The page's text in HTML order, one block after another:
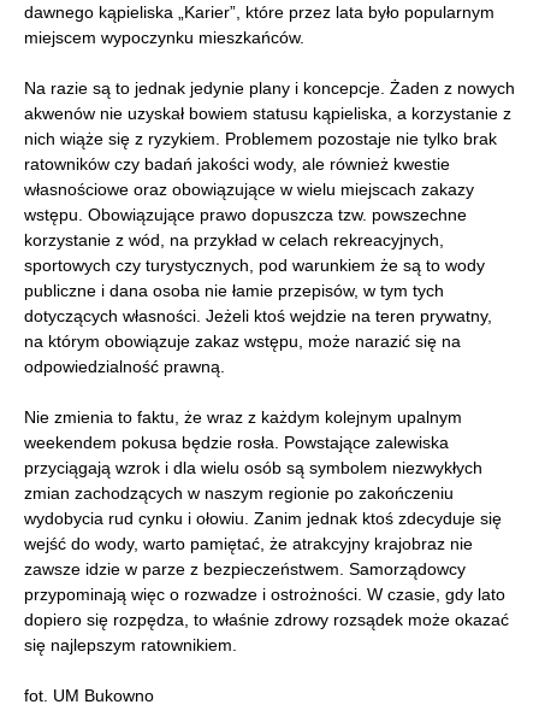
dawnego kąpieliska „Karier”, które przez lata było popularnym
miejscem wypoczynku mieszkańców.
Na razie są to jednak jedynie plany i koncepcje. Żaden z nowych
akwenów nie uzyskał bowiem statusu kąpieliska, a korzystanie z
nich wiąże się z ryzykiem. Problemem pozostaje nie tylko brak
ratowników czy badań jakości wody, ale również kwestie
własnościowe oraz obowiązujące w wielu miejscach zakazy
wstępu. Obowiązujące prawo dopuszcza tzw. powszechne
korzystanie z wód, na przykład w celach rekreacyjnych,
sportowych czy turystycznych, pod warunkiem że są to wody
publiczne i dana osoba nie łamie przepisów, w tym tych
dotyczących własności. Jeżeli ktoś wejdzie na teren prywatny,
na którym obowiązuje zakaz wstępu, może narazić się na
odpowiedzialność prawną.
Nie zmienia to faktu, że wraz z każdym kolejnym upalnym
weekendem pokusa będzie rosła. Powstające zalewiska
przyciągają wzrok i dla wielu osób są symbolem niezwykłych
zmian zachodzących w naszym regionie po zakończeniu
wydobycia rud cynku i ołowiu. Zanim jednak ktoś zdecyduje się
wejść do wody, warto pamiętać, że atrakcyjny krajobraz nie
zawsze idzie w parze z bezpieczeństwem. Samorządowcy
przypominają więc o rozwadze i ostrożności. W czasie, gdy lato
dopiero się rozpędza, to właśnie zdrowy rozsądek może okazać
się najlepszym ratownikiem.
fot. UM Bukowno